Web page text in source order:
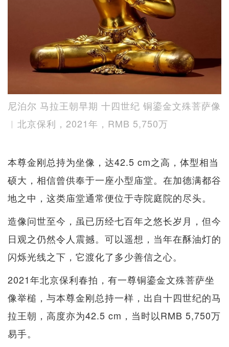
尼泊尔 马拉王朝早期 十四世纪 铜鎏金文殊菩萨像
︱北京保利，2021年，RMB 5,750万
本尊金刚总持为坐像，达42.5 cm之高，体型相当
硕大，相信曾供奉于一座小型庙堂。在加德满都谷
地之中，这类庙堂通常便位于寺院庭院的尽头。
造像问世至今，虽已历经七百年之悠长岁月，但今
日观之仍然令人震撼。可以遥想，当年在酥油灯的
闪烁光线之下，它渡化了多少善信之心。
2021年北京保利春拍，有一尊铜鎏金文殊菩萨坐
像举槌，与本尊金刚总持一样，出自十四世纪的马
拉王朝，高度亦为42.5 cm，当时以RMB 5,750万
易手。